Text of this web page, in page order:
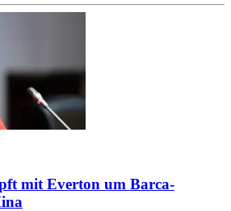
mit Everton um Barca-